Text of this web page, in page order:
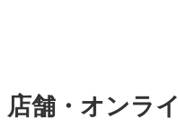
舗・オンライ